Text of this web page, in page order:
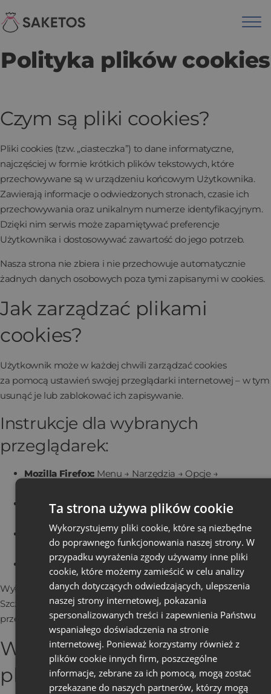
Polityka plików cookies
Czym są pliki cookies?
Pliki cookies (tzw. „ciasteczka”) to dane informatyczne,
najczęściej w formie krótkich plików tekstowych, które
przechowywane są w urządzeniu końcowym Użytkownika.
Zawierają informacje o odwiedzonych stronach, czasie ich
przechowywania oraz unikalnym numerze identyfikacyjnym.
Dzięki nim serwis może zapamiętywać preferencje
Użytkownika i dostosowywać zawartość do jego potrzeb.
Nasza strona nie zbiera i nie przechowuje automatycznie
żadnych danych osobowych poza tymi zapisanymi w cookies.
Jak zarządzać plikami
cookies?
Użytkownik może w każdej chwili zarządzać cookies
za pomocą ustawień swojej przeglądarki internetowej – w tym
usunąć je lub zablokować ich zapisywanie.
Instrukcje dla wybranych
przeglądarek:
Mozilla Firefox: Menu → Narzędzia → Opcje →
Internet Explorer: Menu → Narzędzia → Opcje
internetowe → Prywatność
Google Chrome:Menu → Narzędzia → Wyczyść dane
przeglądania…
Safari:Preferencje → Prywatność
Wyłączenie cookies może ograniczyć funkcjonalność strony.
Szczegółowe informacje znajdziesz na stronach producentów
przeglądarek.
W jakim celu stosujemy
pliki cookies?
Ta strona używa plików cookie
Wykorzystujemy pliki cookie, które są niezbędne
do poprawnego funkcjonowania naszej strony. W
przypadku wyrażenia zgody używamy inne pliki
cookie, które możemy zamieścić w celu analizy
danych dotyczących odwiedzających, ulepszenia
naszej strony internetowej, pokazania
spersonalizowanych treści i zapewnienia Państwu
wspaniałego doświadczenia na stronie
internetowej. Ponieważ korzystamy również z
plików cookie innych firm, poszczególne
informacje, zebrane za ich pomocą, mogą zostać
przekazane do naszych partnerów, którzy mogą